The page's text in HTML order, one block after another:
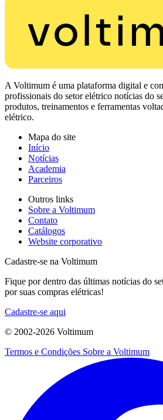
A Voltimum é uma plataforma digital e
profissionais do setor elétrico notícias do
produtos, treinamentos e ferramentas
elétrico.
Mapa do site
Início
Notícias
Academia
Parceiros
Outros links
Sobre a Voltimum
Contato
Catálogos
Website corporativo
Cadastre-se na Voltimum
Fique por dentro das últimas notícias do
por suas compras elétricas!
Cadastre-se aqui
© 2002-2026 Voltimum
Termos e Condições Sobre a Voltimum